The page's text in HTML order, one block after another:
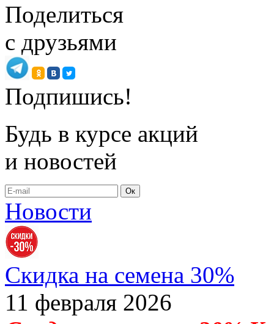
Поделиться
с друзьями
Подпишись!
Будь в курсе акций
и новостей
Ок
Новости
Скидка на семена 30%
11 февраля 2026